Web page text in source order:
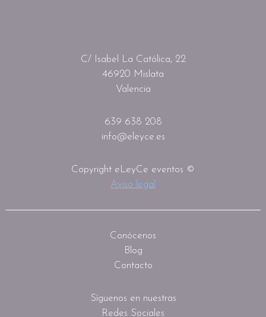
C/ Isabel La Católica, 22
46920 Mislata
Valencia
639 638 208
info@eleyce.es
Copyright eLeyCe eventos ©
Aviso legal
Conócenos
Blog
Contacto
Síguenos en nuestras
Redes Sociales